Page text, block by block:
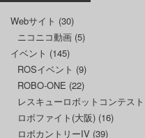
Webサイト (30)
ニコニコ動画 (5)
イベント (145)
ROSイベント (9)
ROBO-ONE (22)
レスキューロボットコンテスト
ロボファイト(大阪) (16)
ロボカントリーIV (39)